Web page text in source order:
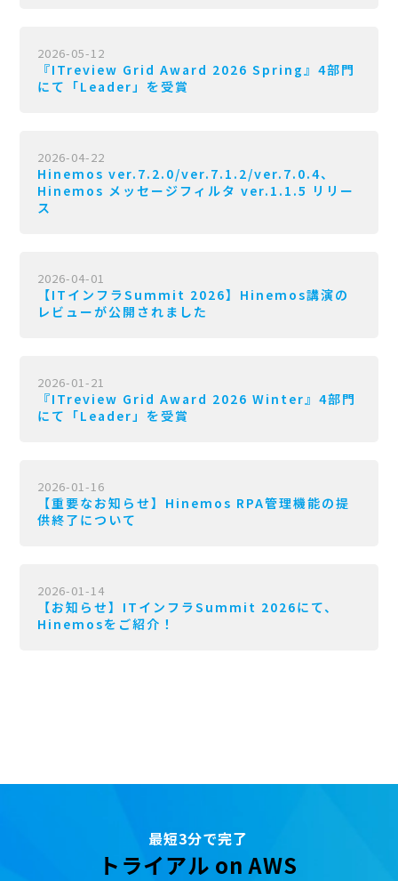
2026-05-12
『ITreview Grid Award 2026 Spring』4部門
にて「Leader」を受賞
2026-04-22
Hinemos ver.7.2.0/ver.7.1.2/ver.7.0.4、
Hinemos メッセージフィルタ ver.1.1.5 リリー
ス
2026-04-01
【ITインフラSummit 2026】Hinemos講演の
レビューが公開されました
2026-01-21
『ITreview Grid Award 2026 Winter』4部門
にて「Leader」を受賞
2026-01-16
【重要なお知らせ】Hinemos RPA管理機能の提
供終了について
2026-01-14
【お知らせ】ITインフラSummit 2026にて、
Hinemosをご紹介！
最短3分で完了
トライアル on AWS